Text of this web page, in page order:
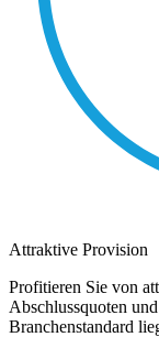
Attraktive Provision
Profitieren Sie von
Abschlussquoten
Branchenstandard